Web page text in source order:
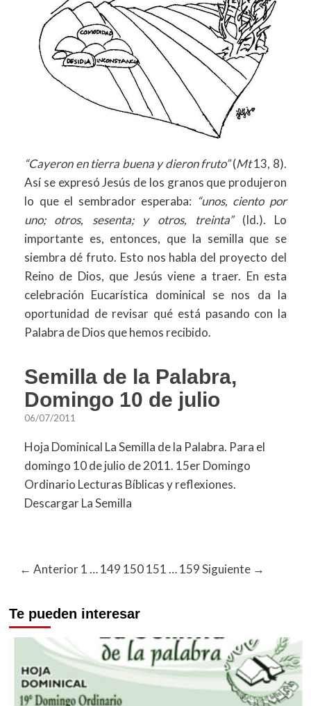
“Cayeron en tierra buena y dieron fruto”(Mt13, 8).
Así se expresó Jesús de los granos que produjeron
lo que el sembrador esperaba: “unos, ciento por
uno; otros, sesenta; y otros, treinta”(Id.). Lo
importante es, entonces, que la semilla que se
siembra dé fruto. Esto nos habla del proyecto del
Reino de Dios, que Jesús viene a traer. En esta
celebración Eucarística dominical se nos da la
oportunidad de revisar qué está pasando con la
Palabra de Dios que hemos recibido.
Semilla de la Palabra,
Domingo 10 de julio
06/07/2011
Hoja Dominical La Semilla de la Palabra. Para el
domingo 10 de julio de 2011. 15er Domingo
Ordinario Lecturas Bíblicas y reflexiones.
Descargar La Semilla
← Anterior 1… 149 150 151… 159Siguiente →
Te pueden interesar